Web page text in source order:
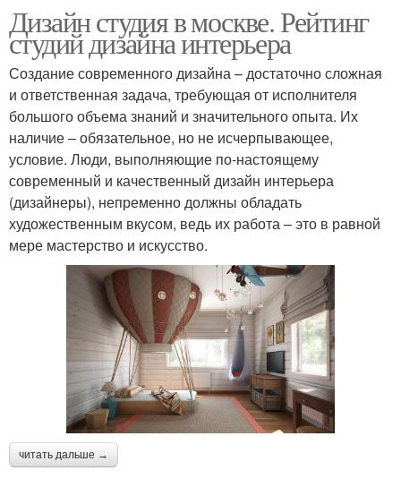
Дизайн студия в москве. Рейтинг
студий дизайна интерьера
Создание современного дизайна – достаточно сложная
и ответственная задача, требующая от исполнителя
большого объема знаний и значительного опыта. Их
наличие – обязательное, но не исчерпывающее,
условие. Люди, выполняющие по-настоящему
современный и качественный дизайн интерьера
(дизайнеры), непременно должны обладать
художественным вкусом, ведь их работа – это в равной
мере мастерство и искусство.
читать дальше →